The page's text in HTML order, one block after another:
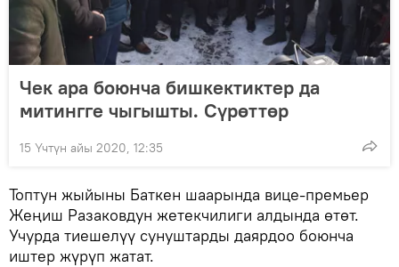
Чек ара боюнча бишкектиктер да
митингге чыгышты. Сүрөттөр
15 Үчтүн айы 2020, 12:35
Топтун жыйыны Баткен шаарында вице-премьер
Жеңиш Разаковдун жетекчилиги алдында өтөт.
Учурда тиешелүү сунуштарды даярдоо боюнча
иштер жүрүп жатат.